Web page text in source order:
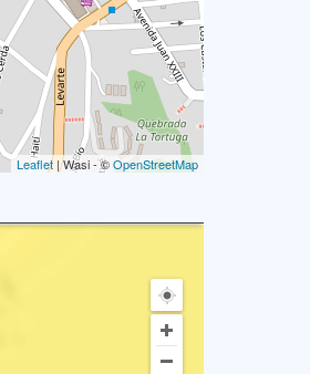
Leaflet | Wasi - ©OpenStreetMap